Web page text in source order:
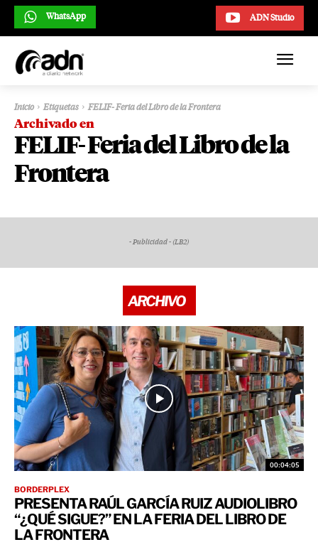
ADN Studio
WhatsApp
Inicio Etiquetas FELIF- Feria del Libro de la Frontera
Archivado en
FELIF- Feria del Libro de la
Frontera
- Publicidad - (LB2)
ARCHIVO
00:04:05
BORDERPLEX
PRESENTA RAÚL GARCÍA RUIZ AUDIOLIBRO
“¿QUÉ SIGUE?” EN LA FERIA DEL LIBRO DE
LA FRONTERA